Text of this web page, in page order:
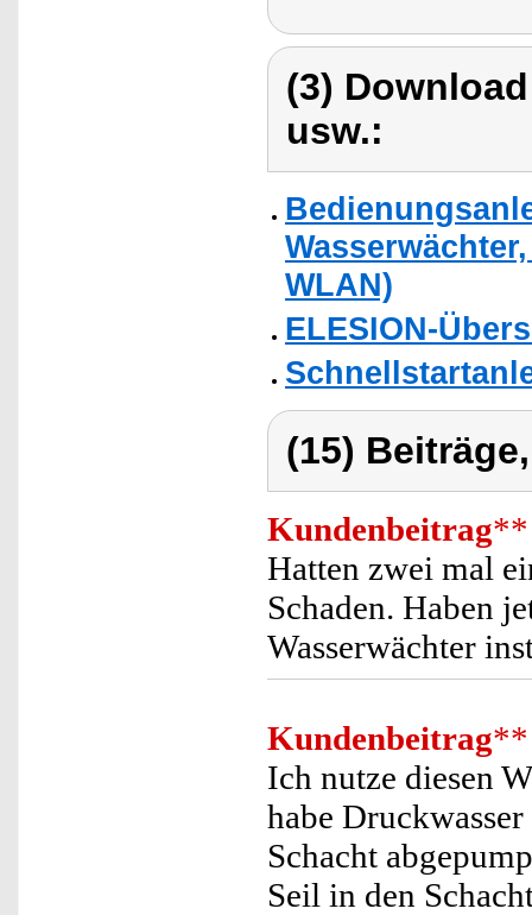
(3)
usw.:
WLAN)
ELESION-
(15)
Kundenbeitrag**
Hatten zwei mal
Schaden. Haben
Wasserwächter
Kundenbeitrag**
Ich nutze diesen
habe
Schacht
Seil in den